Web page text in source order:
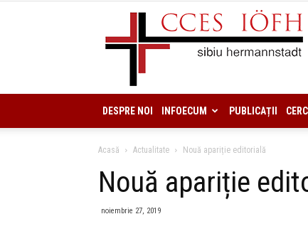
DESPRE NOI INFOECUM PUBLICAȚII
Acasă Actualitate Nouă apariție editorială
Nouă apariție
noiembrie 27, 2019